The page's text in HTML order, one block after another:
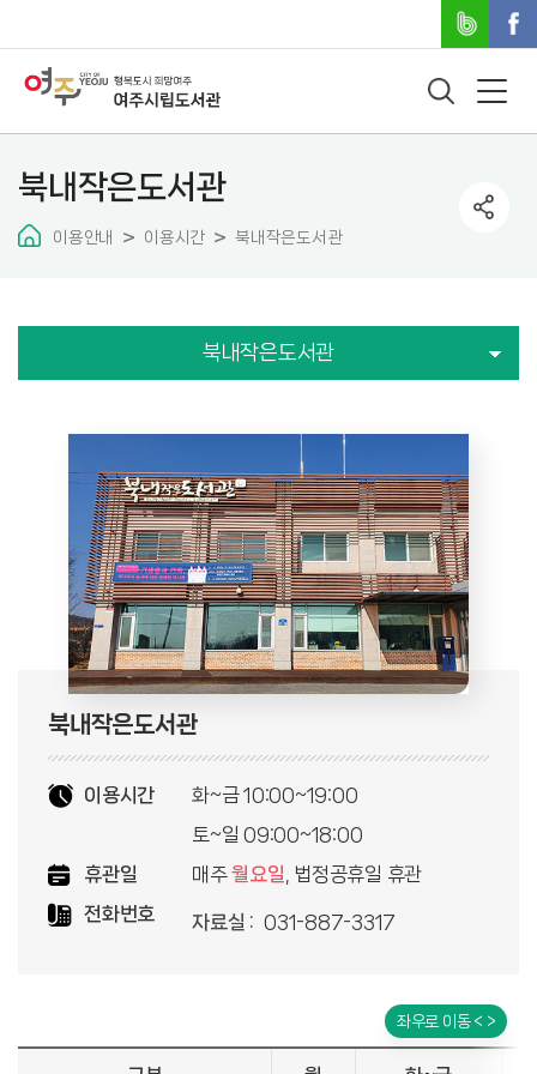
북내작은도서관
이용안내 이용시간 북내작은도서관
북내작은도서관
북내작은도서관
이용시간
화~금 10:00~19:00
토~일 09:00~18:00
휴관일
매주월요일 , 법정공휴일 휴관
전화번호
자료실 : 031-887-3317
좌우로 이동 < >